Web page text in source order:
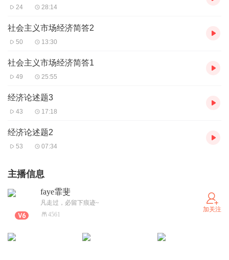
24 28:14
社会主义市场经济简答2
50 13:30
社会主义市场经济简答1
49 25:55
经济论述题3
43 17:18
经济论述题2
53 07:34
主播信息
faye霏斐
凡走过，必留下痕迹~
4561
加关注